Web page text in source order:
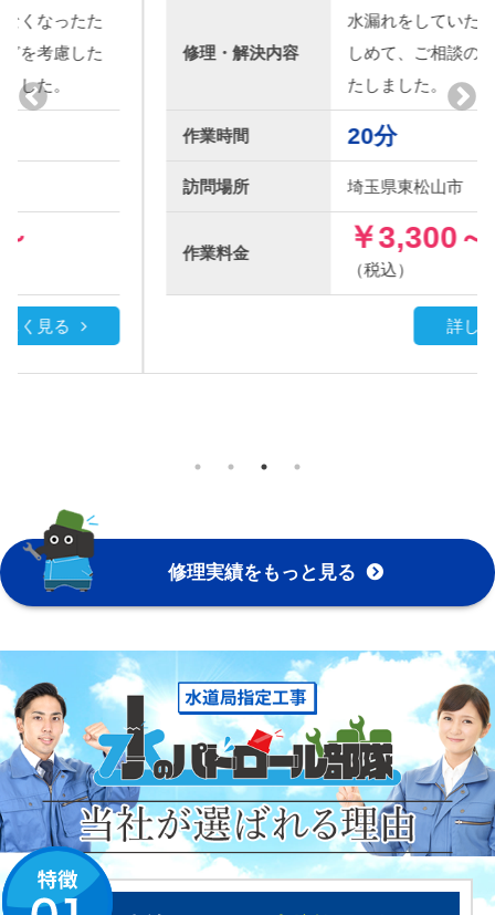
修理・解決内容
水漏れをしていたので元栓を
しめて、ご相談の上、交換い
20分
埼玉県東松山市
￥3,300～
修理実績をもっと見る